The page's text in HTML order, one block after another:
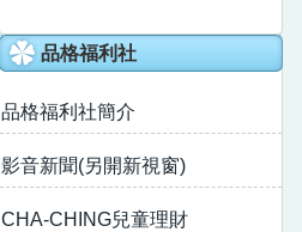
品格福利社
品格福利社簡介
影音新聞(另開新視窗)
CHA-CHING兒童理財